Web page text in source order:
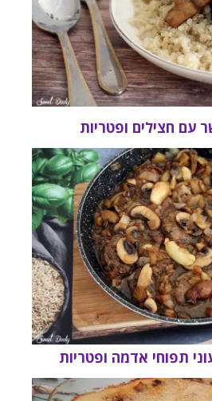
עם חצילים ופטריות
תפוחי אדמה ופטריות